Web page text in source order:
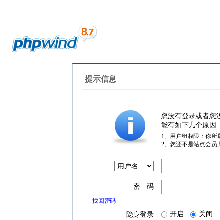
提示信息
您没有登录或者您
能有如下几个原因
1、用户组权限：你所
2、您还不是站点会员
密 码
找回密码
隐身登录 开启 关闭